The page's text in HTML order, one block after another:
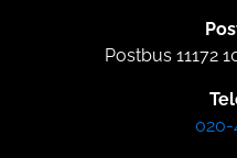
Postbus 11172
020-